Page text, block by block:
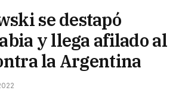
se destapó
y llega afilado al
la Argentina